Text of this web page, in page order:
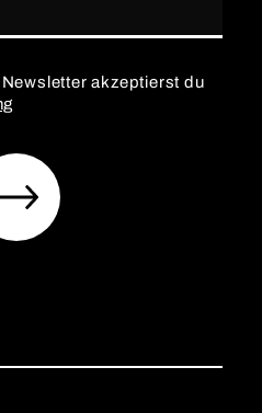
akzeptierst du